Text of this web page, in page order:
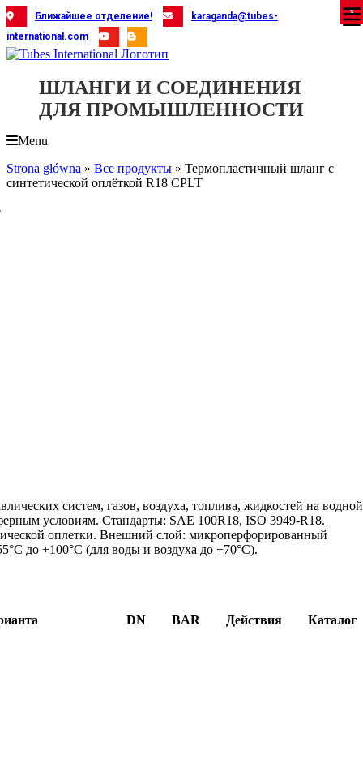
Skip
to
content
Ближайшее отделение!
karaganda@tubes-
international.com
ШЛАНГИ И СОЕДИНЕНИЯ
ДЛЯ ПРОМЫШЛЕННОСТИ
Menu
Strona główna » Все продукты » Термопластичный шланг с
синтетической оплёткой R18 CPLT
систем, газов, воздуха, топлива, жидкостей на водной
условиям. Стандарты: SAE 100R18, ISO 3949-R18.
оплетки. Внешний слой: микроперфорированный
до +100°C (для воды и воздуха до +70°C).
DN BAR Действия Каталог
X
X
X
X
X
X
X
X
X
X
X
X
X
X
X
X
X
X
X